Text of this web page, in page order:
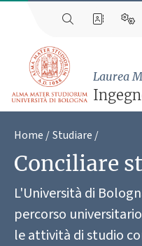
Laurea
Home Studiare
Conciliare
L'Università di
percorso
le attività di studio